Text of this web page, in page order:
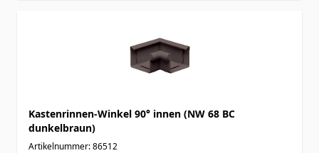
Kastenrinnen-Winkel 90° innen (NW 68 BC
dunkelbraun)
Artikelnummer: 86512